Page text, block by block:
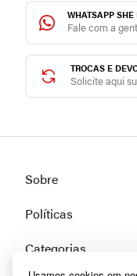
WHATSAPP SHE
Fale com a
TROCAS E
Solicite aqui
Sobre
Sobre a She
Fale conosco
Políticas
Trocas e Devoluções
Categorias